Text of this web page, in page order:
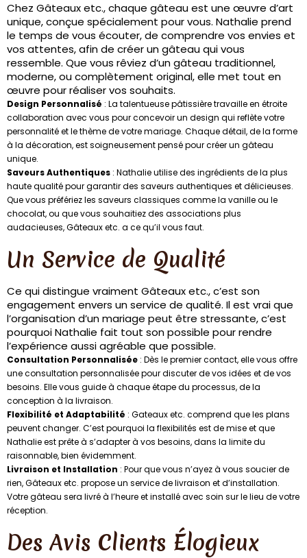
Chez Gâteaux etc., chaque gâteau est une œuvre d’art
unique, conçue spécialement pour vous. Nathalie prend
le temps de vous écouter, de comprendre vos envies et
vos attentes, afin de créer un gâteau qui vous
ressemble. Que vous rêviez d’un gâteau traditionnel,
moderne, ou complètement original, elle met tout en
œuvre pour réaliser vos souhaits.
Design Personnalisé : La talentueuse pâtissière travaille en étroite
collaboration avec vous pour concevoir un design qui reflète votre
personnalité et le thème de votre mariage. Chaque détail, de la forme
à la décoration, est soigneusement pensé pour créer un gâteau
unique.
Saveurs Authentiques : Nathalie utilise des ingrédients de la plus
haute qualité pour garantir des saveurs authentiques et délicieuses.
Que vous préfériez les saveurs classiques comme la vanille ou le
chocolat, ou que vous souhaitiez des associations plus
audacieuses, Gâteaux etc. a ce qu’il vous faut.
Un Service de Qualité
Ce qui distingue vraiment Gâteaux etc., c’est son
engagement envers un service de qualité. Il est vrai que
l’organisation d’un mariage peut être stressante, c’est
pourquoi Nathalie fait tout son possible pour rendre
l’expérience aussi agréable que possible.
Consultation Personnalisée : Dès le premier contact, elle vous offre
une consultation personnalisée pour discuter de vos idées et de vos
besoins. Elle vous guide à chaque étape du processus, de la
conception à la livraison.
Flexibilité et Adaptabilité : Gateaux etc. comprend que les plans
peuvent changer. C’est pourquoi la flexibilités est de mise et que
Nathalie est prête à s’adapter à vos besoins, dans la limite du
raisonnable, bien évidemment.
Livraison et Installation : Pour que vous n’ayez à vous soucier de
rien, Gâteaux etc. propose un service de livraison et d’installation.
Votre gâteau sera livré à l’heure et installé avec soin sur le lieu de votre
réception.
Des Avis Clients Élogieux